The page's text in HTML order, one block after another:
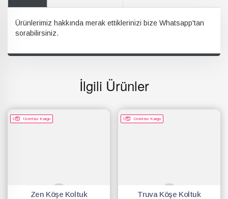
Ürünlerimiz hakkında merak ettiklerinizi bize Whatsapp'tan
sorabilirsiniz.
İlgili Ürünler
Ücretsiz Kargo
Zen Köşe Koltuk
Ücretsiz Kargo
Truva Köşe Koltuk